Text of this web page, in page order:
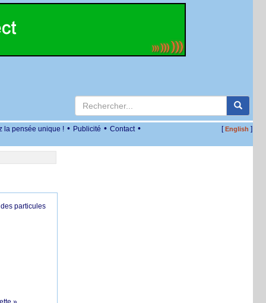
la pensée unique ! • Publicité • Contact • [English ]
particules